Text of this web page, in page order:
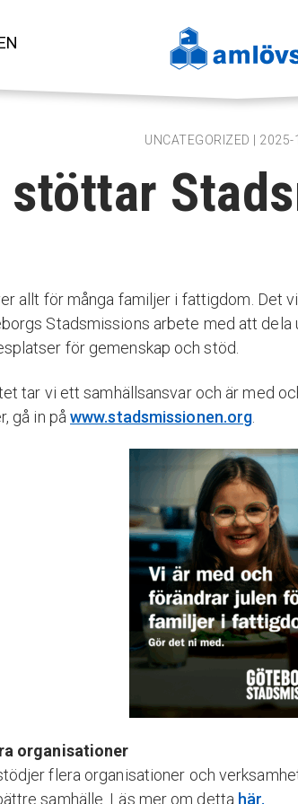
UNCATEGORIZED | 2025-
allt för många familjer i fattigdom. Det
Stadsmissions arbete med att dela
för gemenskap och stöd.
tar vi ett samhällsansvar och är med
gå in påwww.stadsmissionen.org
organisationer
flera organisationer och
samhälle. Läs mer om detta här.